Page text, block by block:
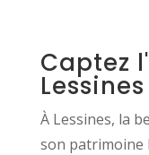
Captez
Lessines
À Lessines, la
son patrimoine